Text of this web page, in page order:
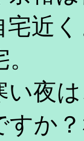
近
い夜
すか